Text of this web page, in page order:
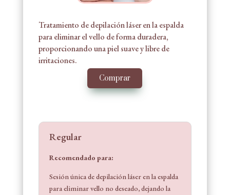
Tratamiento de depilación láser en la espalda
para eliminar el vello de forma duradera,
proporcionando una piel suave y libre de
irritaciones.
Comprar
Regular
Recomendado para:
Sesión única de depilación láser en la espalda
para eliminar vello no deseado, dejando la